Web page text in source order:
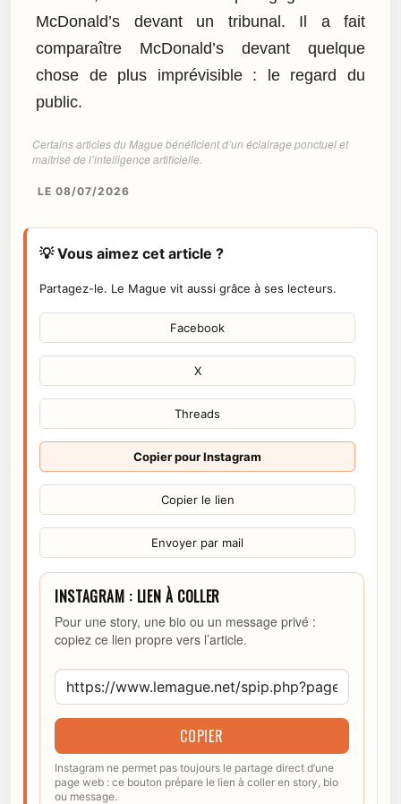
McDonald’s devant un tribunal. Il a fait
comparaître McDonald’s devant quelque
chose de plus imprévisible : le regard du
public.
Certains articles du Mague bénéficient d’un éclairage ponctuel et
maîtrisé de l’intelligence artificielle.
LE 08/07/2026
💡 Vous aimez cet article ?
Partagez-le. Le Mague vit aussi grâce à ses lecteurs.
Facebook
X
Threads
Copier pour Instagram
Copier le lien
Envoyer par mail
INSTAGRAM : LIEN À COLLER
Pour une story, une bio ou un message privé :
copiez ce lien propre vers l’article.
COPIER
Instagram ne permet pas toujours le partage direct d’une
page web : ce bouton prépare le lien à coller en story, bio
ou message.